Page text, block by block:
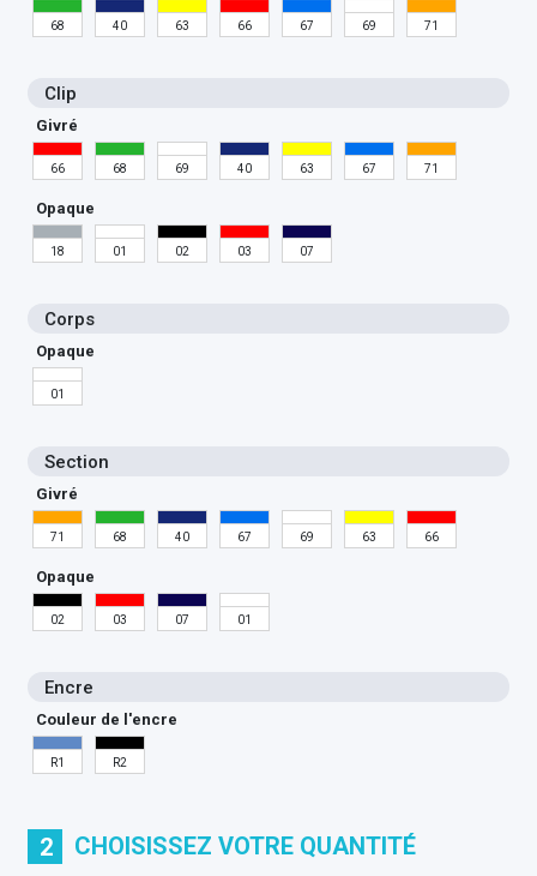
68 40 63 66 67 69 71
Clip
Givré
66 68 69 40 63 67 71
Opaque
18 01 02 03 07
Corps
Opaque
01
Section
Givré
71 68 40 67 69 63 66
Opaque
02 03 07 01
Encre
Couleur de l'encre
R1 R2
2 CHOISISSEZ VOTRE QUANTITÉ